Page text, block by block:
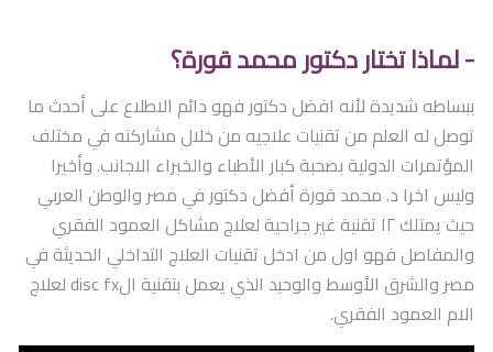
- لماذا تختار دكتور محمد قورة؟
ببساطه شديدة لأنه افضل دكتور فهو دائم الاطلاع على أحدث ما
توصل له العلم من تقنيات علاجيه من خلال مشاركته في مختلف
المؤتمرات الدولية بصحبة كبار الأطباء والخبراء الاجانب. وأخيرا
وليس اخرا د. محمد قورة أفضل دكتور في مصر والوطن العربي
حيث يمتلك ١٢ تقنية غير جراحية لعلاج مشاكل العمود الفقري
والمفاصل فهو اول من ادخل تقنيات العلاج التداخلي الحديثة في
مصر والشرق الأوسط والوحيد الذي يعمل بتقنية الdisc fx لعلاج
الام العمود الفقري.